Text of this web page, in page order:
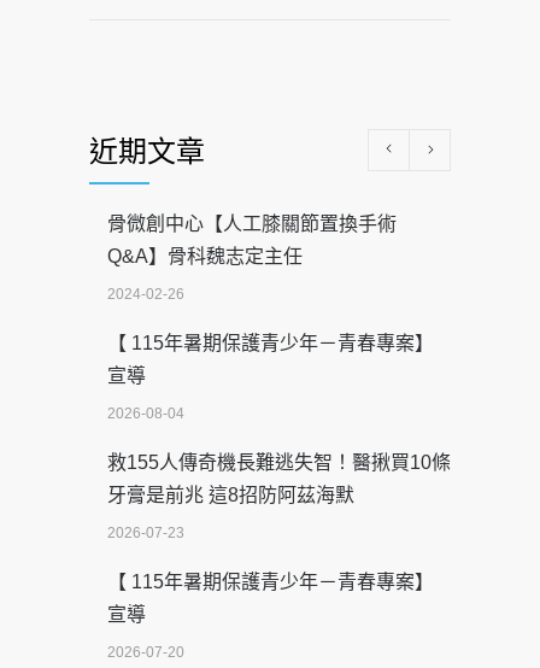
近期文章
骨微創中心【人工膝關節置換手術
Q&A】骨科魏志定主任
2024-02-26
【 115年暑期保護青少年－青春專案】
宣導
2026-08-04
救155人傳奇機長難逃失智！醫揪買10條
牙膏是前兆 這8招防阿茲海默
2026-07-23
【 115年暑期保護青少年－青春專案】
宣導
2026-07-20